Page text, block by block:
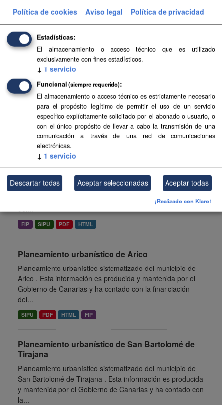
Tías . Esta información es producida y mantenida por el
Gobierno de Canarias y ha contado con la financiación
SIPU
Planeamiento urbanístico de Betancuria
Planeamiento urbanístico sistematizado del municipio de
Betancuria . Esta información es producida y mantenida
por el Gobierno de Canarias y ha contado con la
financiación del...
PDF HTML FIP
Planeamiento urbanístico de Los Silos
Planeamiento urbanístico sistematizado del municipio de
Los Silos . Esta información es producida y mantenida por
el Gobierno de Canarias y ha contado con la financiación
del...
FIP SIPU PDF HTML
Planeamiento urbanístico de Arico
Planeamiento urbanístico sistematizado del municipio de
Arico . Esta información es producida y mantenida por el
Gobierno de Canarias y ha contado con la financiación
del...
SIPU PDF HTML FIP
Planeamiento urbanístico de San Bartolomé de
Tirajana
Planeamiento urbanístico sistematizado del municipio de
San Bartolomé de Tirajana . Esta información es producida
y mantenida por el Gobierno de Canarias y ha contado con
la...
Política de cookies Aviso legal Política de privacidad
Estadísticas
El almacenamiento o acceso técnico que es utilizado
exclusivamente con fines estadísticos.
↓ 1 servicio
Funcional (siempre requerido)
El almacenamiento o acceso técnico es estrictamente necesario
para el propósito legítimo de permitir el uso de un servicio
específico explícitamente solicitado por el abonado o usuario, o
con el único propósito de llevar a cabo la transmisión de una
comunicación a través de una red de comunicaciones
electrónicas.
↓ 1 servicio
Descartar todas Aceptar seleccionadas Aceptar todas
¡Realizado con Klaro!